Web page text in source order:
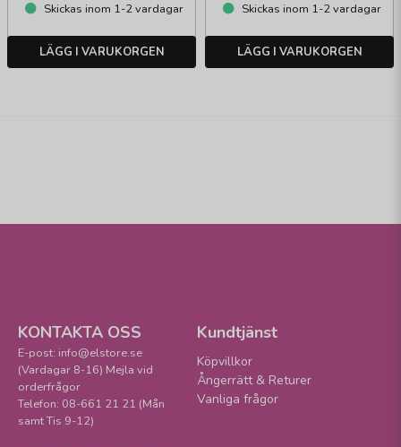
Skickas inom 1-2 vardagar
LÄGG I VARUKORGEN
Skickas inom 1-2 vardagar
LÄGG I VARUKORGEN
KONTAKTA OSS
E-post: info@elstore.se
(Vardagar 8-16) Mejla vid
orderfrågor
Telefon: 08-661 21 21 (Mån
samt Tis 9-12)
Kundtjänst
Köpvillkor
Ångerrätt & Returer
Vanliga frågor